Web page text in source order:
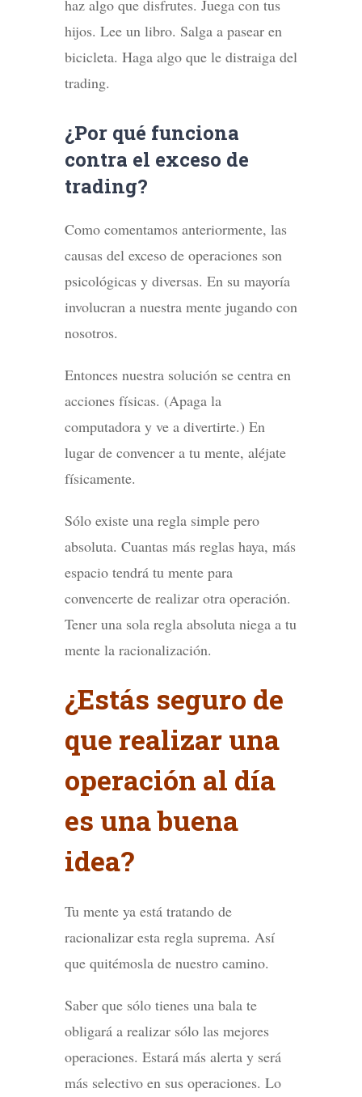
haz algo que disfrutes. Juega con tus
hijos. Lee un libro. Salga a pasear en
bicicleta. Haga algo que le distraiga del
trading.
¿Por qué funciona
contra el exceso de
trading?
Como comentamos anteriormente, las
causas del exceso de operaciones son
psicológicas y diversas. En su mayoría
involucran a nuestra mente jugando con
nosotros.
Entonces nuestra solución se centra en
acciones físicas. (Apaga la
computadora y ve a divertirte.) En
lugar de convencer a tu mente, aléjate
físicamente.
Sólo existe una regla simple pero
absoluta. Cuantas más reglas haya, más
espacio tendrá tu mente para
convencerte de realizar otra operación.
Tener una sola regla absoluta niega a tu
mente la racionalización.
¿Estás seguro de
que realizar una
operación al día
es una buena
idea?
Tu mente ya está tratando de
racionalizar esta regla suprema. Así
que quitémosla de nuestro camino.
Saber que sólo tienes una bala te
obligará a realizar sólo las mejores
operaciones. Estará más alerta y será
más selectivo en sus operaciones. Lo